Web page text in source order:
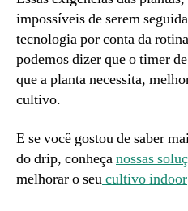
impossíveis de serem
tecnologia por conta da
podemos dizer que o timer
que a planta necessita,
cultivo.
E se você gostou de saber
do drip, conheçanossas
melhorar o seucultivo indoor